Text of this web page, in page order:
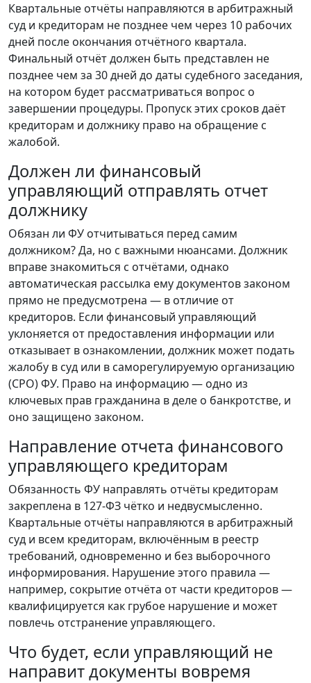
Квартальные отчёты направляются в арбитражный
суд и кредиторам не позднее чем через 10 рабочих
дней после окончания отчётного квартала.
Финальный отчёт должен быть представлен не
позднее чем за 30 дней до даты судебного заседания,
на котором будет рассматриваться вопрос о
завершении процедуры. Пропуск этих сроков даёт
кредиторам и должнику право на обращение с
жалобой.
Должен ли финансовый
управляющий отправлять отчет
должнику
Обязан ли ФУ отчитываться перед самим
должником? Да, но с важными нюансами. Должник
вправе знакомиться с отчётами, однако
автоматическая рассылка ему документов законом
прямо не предусмотрена — в отличие от
кредиторов. Если финансовый управляющий
уклоняется от предоставления информации или
отказывает в ознакомлении, должник может подать
жалобу в суд или в саморегулируемую организацию
(СРО) ФУ. Право на информацию — одно из
ключевых прав гражданина в деле о банкротстве, и
оно защищено законом.
Направление отчета финансового
управляющего кредиторам
Обязанность ФУ направлять отчёты кредиторам
закреплена в 127-ФЗ чётко и недвусмысленно.
Квартальные отчёты направляются в арбитражный
суд и всем кредиторам, включённым в реестр
требований, одновременно и без выборочного
информирования. Нарушение этого правила —
например, сокрытие отчёта от части кредиторов —
квалифицируется как грубое нарушение и может
повлечь отстранение управляющего.
Что будет, если управляющий не
направит документы вовремя